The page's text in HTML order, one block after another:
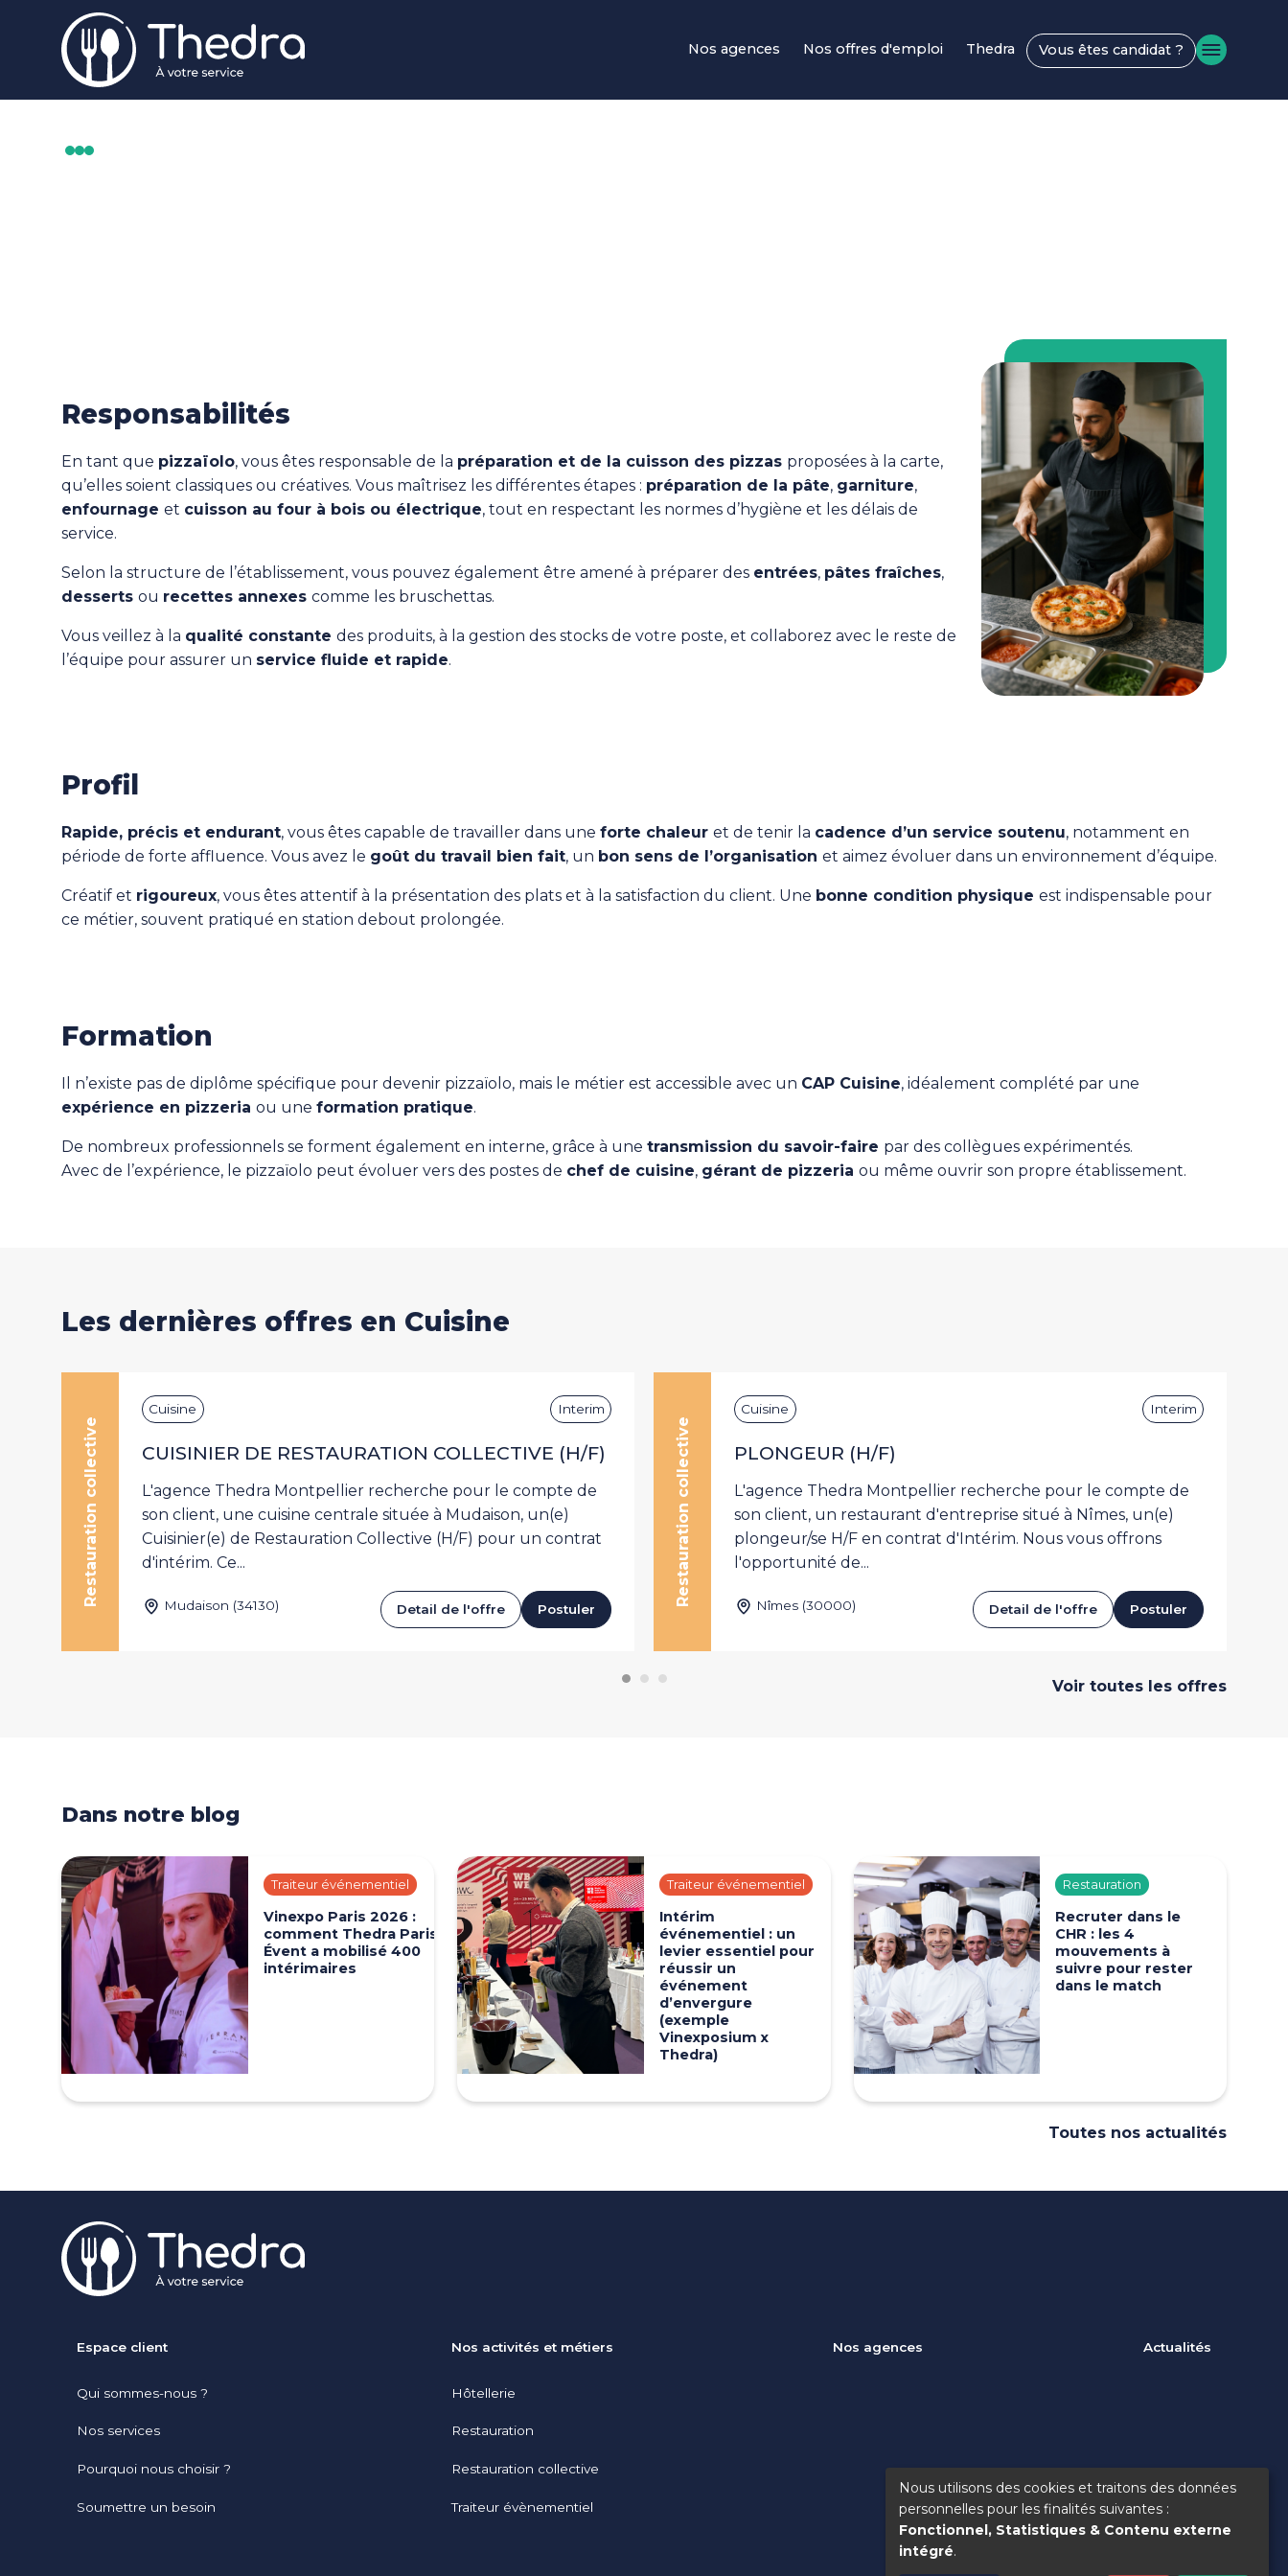
Aller au contenu principal
Navigation principale
Nos agences Nos offres d'emploi Thedra Vous êtes candidat ?
Responsabilités
En tant que pizzaïolo, vous êtes responsable de la préparation et de la cuisson des pizzas proposées à la carte,
qu’elles soient classiques ou créatives. Vous maîtrisez les différentes étapes : préparation de la pâte, garniture,
enfournage et cuisson au four à bois ou électrique, tout en respectant les normes d’hygiène et les délais de
service.
Selon la structure de l’établissement, vous pouvez également être amené à préparer des entrées, pâtes fraîches,
desserts ou recettes annexes comme les bruschettas.
Vous veillez à la qualité constante des produits, à la gestion des stocks de votre poste, et collaborez avec le reste de
l’équipe pour assurer un service fluide et rapide.
Profil
Rapide, précis et endurant, vous êtes capable de travailler dans une forte chaleur et de tenir la cadence d’un service soutenu, notamment en
période de forte affluence. Vous avez le goût du travail bien fait, un bon sens de l’organisation et aimez évoluer dans un environnement d’équipe.
Créatif et rigoureux, vous êtes attentif à la présentation des plats et à la satisfaction du client. Une bonne condition physique est indispensable pour
ce métier, souvent pratiqué en station debout prolongée.
Formation
Il n’existe pas de diplôme spécifique pour devenir pizzaïolo, mais le métier est accessible avec un CAP Cuisine, idéalement complété par une
expérience en pizzeria ou une formation pratique.
De nombreux professionnels se forment également en interne, grâce à une transmission du savoir-faire par des collègues expérimentés.
Avec de l’expérience, le pizzaïolo peut évoluer vers des postes de chef de cuisine, gérant de pizzeria ou même ouvrir son propre établissement.
Les dernières offres en Cuisine
Restauration collective
Cuisine Interim
CUISINIER DE RESTAURATION COLLECTIVE (H/F)
L'agence Thedra Montpellier recherche pour le compte de
son client, une cuisine centrale située à Mudaison, un(e)
Cuisinier(e) de Restauration Collective (H/F) pour un contrat
d'intérim. Ce...
Mudaison (34130) Detail de l'offre Postuler
Restauration collective
Cuisine Interim
PLONGEUR (H/F)
L'agence Thedra Montpellier recherche pour le compte de
son client, un restaurant d'entreprise situé à Nîmes, un(e)
plongeur/se H/F en contrat d'Intérim. Nous vous offrons
l'opportunité de...
Nîmes (30000) Detail de l'offre Postuler
Voir toutes les offres
Dans notre blog
Traiteur événementiel
Vinexpo Paris 2026 :
comment Thedra Paris
Évent a mobilisé 400
intérimaires
Traiteur événementiel
Intérim
événementiel : un
levier essentiel pour
réussir un
événement
d’envergure
(exemple
Vinexposium x
Thedra)
Restauration
Recruter dans le
CHR : les 4
mouvements à
suivre pour rester
dans le match
Toutes nos actualités
Espace client
Qui sommes-nous ?
Nos services
Pourquoi nous choisir ?
Soumettre un besoin
Nos activités et métiers
Hôtellerie
Restauration
Restauration collective
Traiteur évènementiel
Nos agences Actualités
Utilisation
des
Nous utilisons des cookies et traitons des données
personnelles pour les finalités suivantes :
Fonctionnel, Statistiques & Contenu externe
intégré.